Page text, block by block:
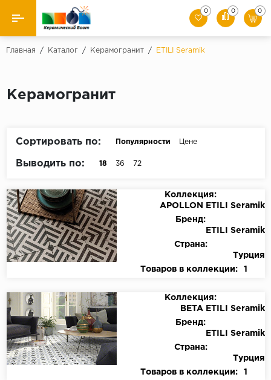
Назад
Керамическая плитка
Клинкер
0 0 0
Главная / Каталог / Керамогранит / ETILI Seramik
Керамогранит
Сортировать по: Популярности Цене
Выводить по: 18 36 72
Коллекция:
APOLLON ETILI Seramik
Бренд:
ETILI Seramik
Страна:
Турция
Товаров в коллекции:
1
Коллекция:
BETA ETILI Seramik
Бренд:
ETILI Seramik
Страна:
Турция
Товаров в коллекции:
1